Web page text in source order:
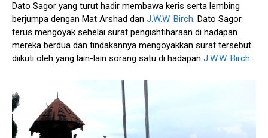
Dato Sagor yang turut hadir membawa keris serta lembing
berjumpa dengan Mat Arshad dan J.W.W. Birch. Dato Sagor
terus mengoyak sehelai surat pengishtiharaan di hadapan
mereka berdua dan tindakannya mengoyakkan surat tersebut
diikuti oleh yang lain-lain sorang satu di hadapan J.W.W. Birch.